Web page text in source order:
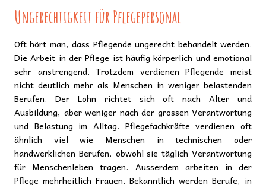
Ungerechtigkeit für Pflegepersonal
Oft hört man, dass Pflegende ungerecht behandelt werden.
Die Arbeit in der Pflege ist häufig körperlich und emotional
sehr anstrengend. Trotzdem verdienen Pflegende meist
nicht deutlich mehr als Menschen in weniger belastenden
Berufen. Der Lohn richtet sich oft nach Alter und
Ausbildung, aber weniger nach der grossen Verantwortung
und Belastung im Alltag. Pflegefachkräfte verdienen oft
ähnlich viel wie Menschen in technischen oder
handwerklichen Berufen, obwohl sie täglich Verantwortung
für Menschenleben tragen. Ausserdem arbeiten in der
Pflege mehrheitlich Frauen. Bekanntlich werden Berufe, in